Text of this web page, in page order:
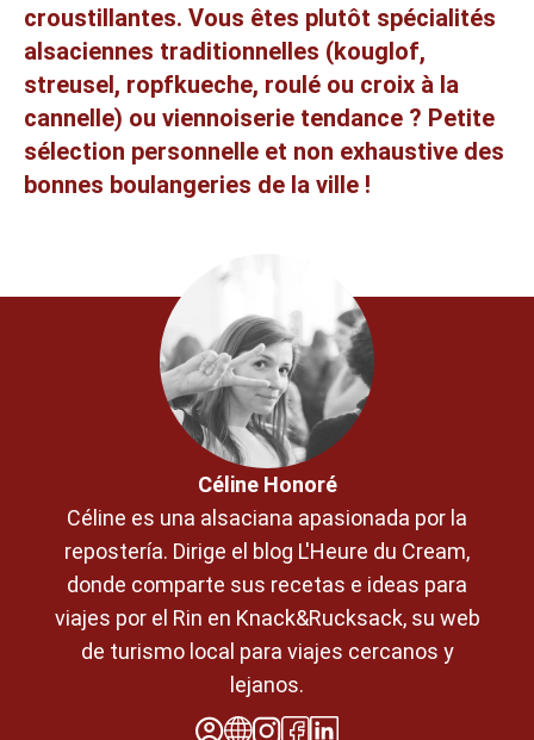
croustillantes. Vous êtes plutôt spécialités
alsaciennes traditionnelles (kouglof,
streusel, ropfkueche, roulé ou croix à la
cannelle) ou viennoiserie tendance ? Petite
sélection personnelle et non exhaustive des
bonnes boulangeries de la ville !
Céline Honoré
Céline es una alsaciana apasionada por la
repostería. Dirige el blog L'Heure du Cream,
donde comparte sus recetas e ideas para
viajes por el Rin en Knack&Rucksack, su web
de turismo local para viajes cercanos y
lejanos.